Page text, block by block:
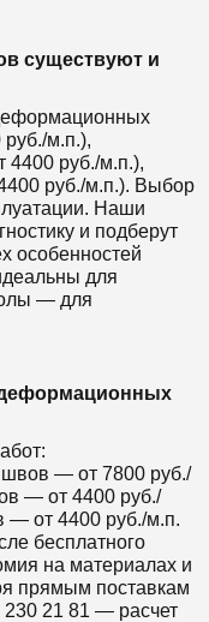
существуют и
м.п.),
4400 руб./м.п.),
руб./м.п.). Выбор
Наши
и подберут
особенностей
для
— для
— от 7800 руб./
— от 4400 руб./
— от 4400 руб./м.п.
бесплатного
на материалах и
прямым поставкам
230 21 81 — расчет